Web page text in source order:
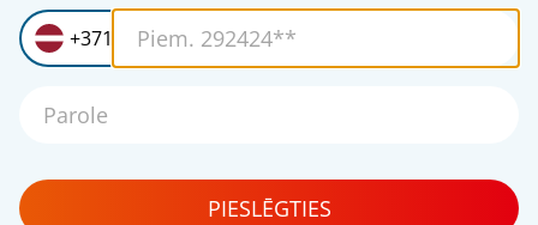
+371
PIESLĒGTIES